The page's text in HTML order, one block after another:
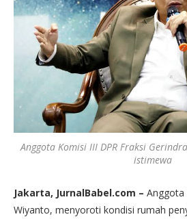
Anggota Komisi III DPR Fraksi
istimewa
Jakarta, JurnalBabel.com – Anggota
Wiyanto, menyoroti kondisi rumah